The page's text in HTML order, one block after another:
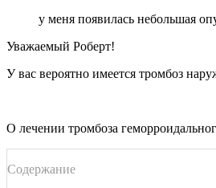
у меня появилась небольшая
Уважаемый Роберт!
У вас вероятно имеется тромбоз
О лечении тромбоза
Содержание